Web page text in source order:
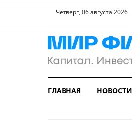
Четверг, 06 августа 2026
ГЛАВНАЯ НОВОСТИ